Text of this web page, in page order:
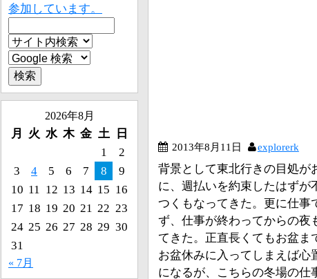
2013年8月11日 explorerk
背景として東北行きの目処が
に、週払いを約束したはずが
つくもなってきた。更に仕事
ず、仕事が終わってからの夜
てきた。正直長くてもお盆ま
お盆休みに入ってしまえば心
になるが、こちらの冬場の仕
参加しています。
2026年8月
月 火 水 木 金 土
日
1
2
3
4 5 6 7 8
9
10 11 12 13 14 15 16
17 18 19 20 21 22 23
24 25 26 27 28 29 30
31
« 7月